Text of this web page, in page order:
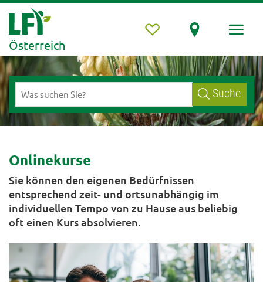
Österreich
Suche
Onlinekurse
Sie können den eigenen Bedürfnissen
entsprechend zeit- und ortsunabhängig im
individuellen Tempo von zu Hause aus beliebig
oft einen Kurs absolvieren.